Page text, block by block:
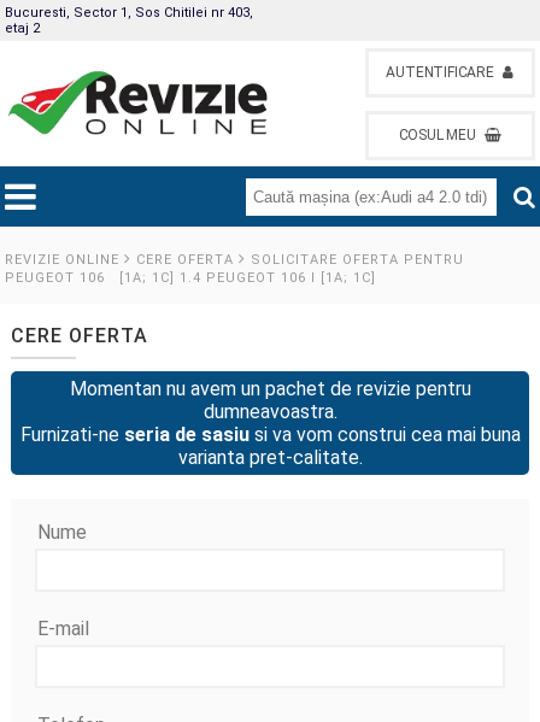
Bucuresti, Sector 1, Sos Chitilei nr 403,
etaj 2
AUTENTIFICARE
COSUL MEU
REVIZIE ONLINE CERE OFERTA
SOLICITARE OFERTA PENTRU
PEUGEOT 106 [1A; 1C] 1.4 PEUGEOT 106 I [1A; 1C]
CERE OFERTA
Momentan nu avem un pachet de revizie pentru
dumneavoastra.
Furnizati-ne seria de sasiusi va vom construi cea mai buna
varianta pret-calitate.
Nume
E-mail